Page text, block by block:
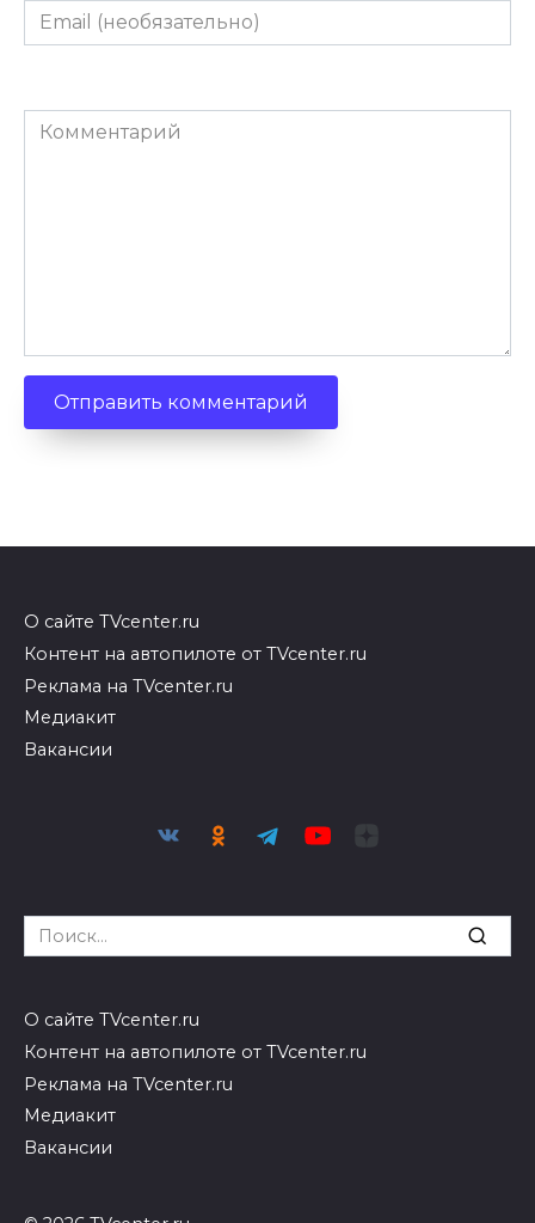
Email
(необязательно)
Комментарий
О сайте TVcenter.ru
Контент на автопилоте от TVcenter.ru
Реклама на TVcenter.ru
Медиакит
Вакансии
Search
for:
О сайте TVcenter.ru
Контент на автопилоте от TVcenter.ru
Реклама на TVcenter.ru
Медиакит
Вакансии